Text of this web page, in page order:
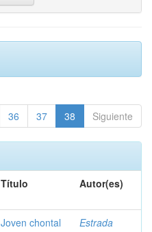
36 37 38 Siguiente
Título Autor(es)
Joven chontal
Estrada